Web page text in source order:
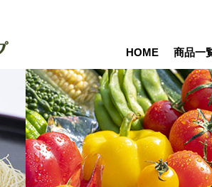
HOME 商品一